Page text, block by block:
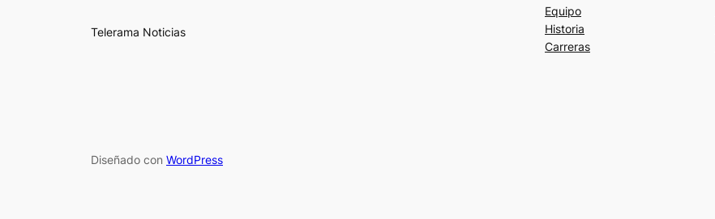
Telerama Noticias
Equipo
Historia
Carreras
Diseñado con WordPress